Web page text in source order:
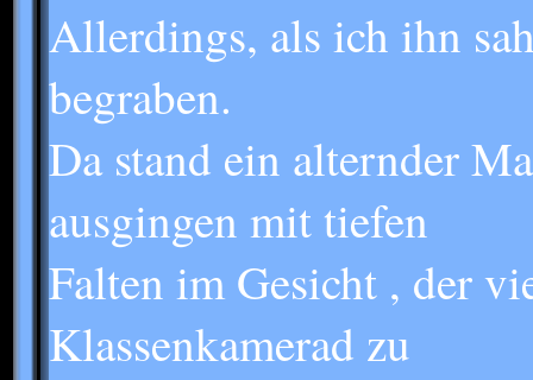
Allerdings, als ich ihn
begraben.
Da stand ein alternder
ausgingen mit tiefen
Falten im Gesicht , der
Klassenkamerad zu